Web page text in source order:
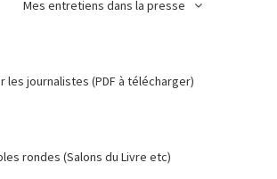
Mes entretiens dans la presse
les journalistes (PDF à télécharger)
rondes (Salons du Livre etc)